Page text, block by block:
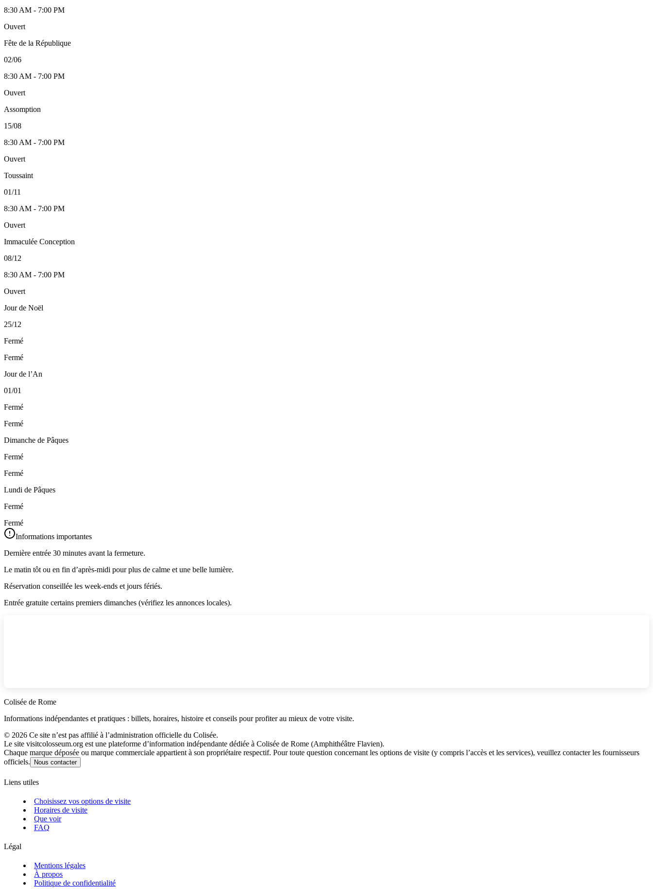
8:30 AM - 7:00 PM
Ouvert
Fête de la République
02/06
8:30 AM - 7:00 PM
Ouvert
Assomption
15/08
8:30 AM - 7:00 PM
Ouvert
Toussaint
01/11
8:30 AM - 7:00 PM
Ouvert
Immaculée Conception
08/12
8:30 AM - 7:00 PM
Ouvert
Jour de Noël
25/12
Fermé
Fermé
Jour de l’An
01/01
Fermé
Fermé
Dimanche de Pâques
Fermé
Fermé
Lundi de Pâques
Fermé
Fermé
Informations importantes
Dernière entrée 30 minutes avant la fermeture.
Le matin tôt ou en fin d’après-midi pour plus de calme et une belle lumière.
Réservation conseillée les week-ends et jours fériés.
Entrée gratuite certains premiers dimanches (vérifiez les annonces locales).
Colisée de Rome
Informations indépendantes et pratiques : billets, horaires, histoire et conseils pour profiter au mieux de votre visite.
© 2026 Ce site n’est pas affilié à l’administration officielle du Colisée.
Le site visitcolosseum.org est une plateforme d’information indépendante dédiée à Colisée de Rome (Amphithéâtre Flavien).
Chaque marque déposée ou marque commerciale appartient à son propriétaire respectif. Pour toute question concernant les options de visite (y compris l’accès et les services), veuillez contacter les fournisseurs
officiels.
Nous contacter
Liens utiles
Choisissez vos options de visite
Horaires de visite
Que voir
FAQ
Légal
Mentions légales
À propos
Politique de confidentialité